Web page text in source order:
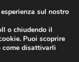
sul nostro
o chiudendo il
Puoi scoprire
disattivarli